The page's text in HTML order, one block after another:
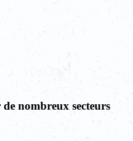
nombreux secteurs